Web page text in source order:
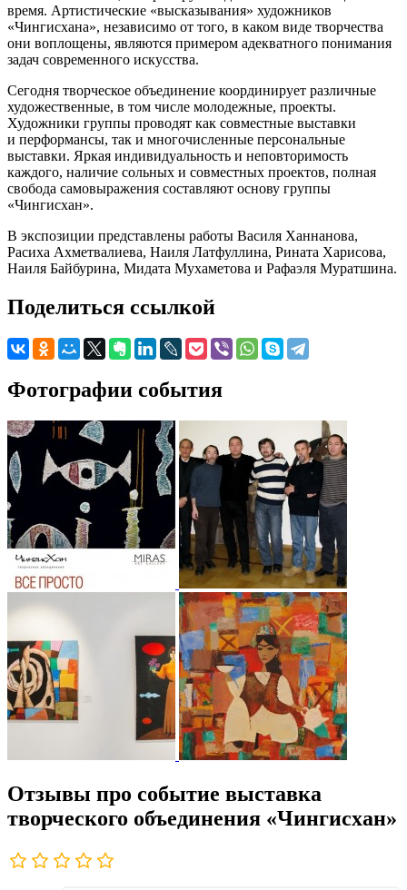
время. Артистические «высказывания» художников
«Чингисхана», независимо от того, в каком виде творчества
они воплощены, являются примером адекватного понимания
задач современного искусства.
Сегодня творческое объединение координирует различные
художественные, в том числе молодежные, проекты.
Художники группы проводят как совместные выставки
и перформансы, так и многочисленные персональные
выставки. Яркая индивидуальность и неповторимость
каждого, наличие сольных и совместных проектов, полная
свобода самовыражения составляют основу группы
«Чингисхан».
В экспозиции представлены работы Василя Ханнанова,
Расиха Ахметвалиева, Наиля Латфуллина, Рината Харисова,
Наиля Байбурина, Мидата Мухаметова и Рафаэля Муратшина.
Поделиться ссылкой
Фотографии события
Отзывы про событие выставка
творческого объединения «Чингисхан»